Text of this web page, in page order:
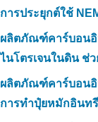
การประยุกต์ใช้
ผลิตภัณฑ์คาร์บอนอิ
ไนโตรเจนในดิน ช่
ผลิตภัณฑ์คาร์บอนอิ
การทำปุ๋ยหมักอินท